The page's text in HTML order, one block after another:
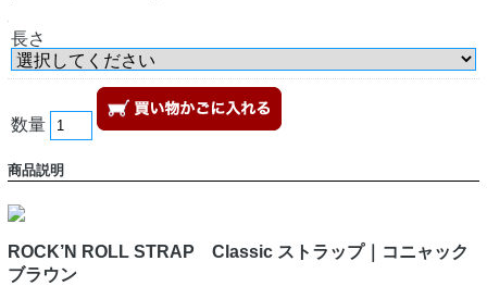
長さ
数量
商品説明
ROCK’N ROLL STRAP Classic ストラップ｜コニャック
ブラウン